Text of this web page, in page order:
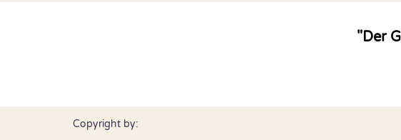
"Der
Copyright by: